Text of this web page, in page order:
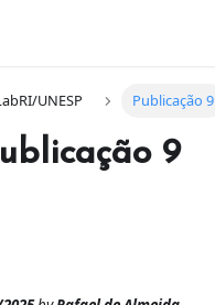
UNESP Publicação 9
9